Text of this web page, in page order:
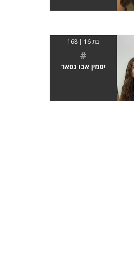
בת 16 | ‏168
#
יסמין אבו נסאר